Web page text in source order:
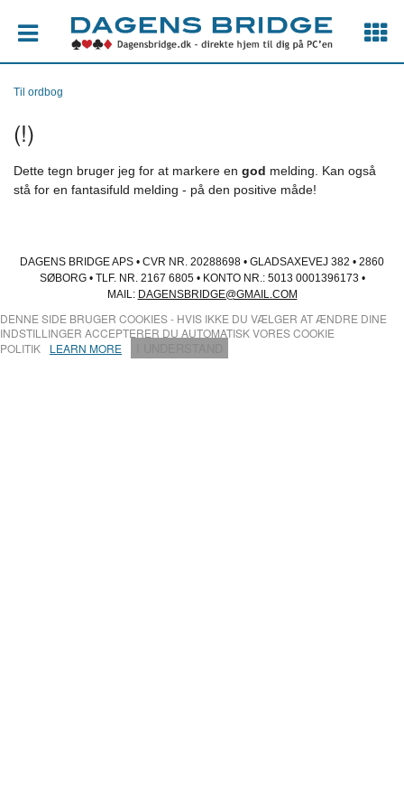
Til ordbog
(!)
Dette tegn bruger jeg for at markere en god melding. Kan også
stå for en fantasifuld melding - på den positive måde!
DAGENS BRIDGE APS • CVR NR. 20288698 • GLADSAXEVEJ 382 • 2860
SØBORG • TLF. NR. 2167 6805 • KONTO NR.: 5013 0001396173 •
MAIL: DAGENSBRIDGE@GMAIL.COM
DENNE SIDE BRUGER COOKIES - HVIS IKKE DU VÆLGER AT ÆNDRE DINE
INDSTILLINGER ACCEPTERER DU AUTOMATISK VORES COOKIE
POLITIK
LEARN MORE